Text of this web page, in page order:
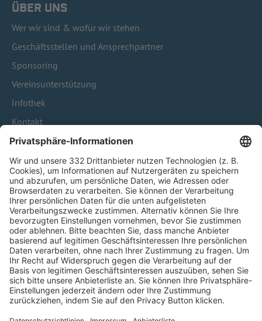
ÜBER UNS
Wer wir sind & wofür wir stehen
Geschäftsstellen und Ansprechpartner
Sponsoring
Vereinsunterstützung
Infothek
Kontakt
HÄUFIG BESUCHTE SEITEN
Pässe und Vereinswechsel
Trainerausbildung
Schulungsangebot Vereinsmitarbeiter
BFV-Geschäftsstellen
Trainerbörse
Login SpielPlus
FOLGE DEM BFV